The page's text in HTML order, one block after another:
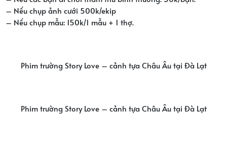
– Nếu chụp ảnh cưới 500k/ekip
– Nếu chụp mẫu: 150k/1 mẫu + 1 thợ.
Phim trường Story Love – cảnh tựa Châu Âu tại Đà Lạt
Phim trường Story Love – cảnh tựa Châu Âu tại Đà Lạt